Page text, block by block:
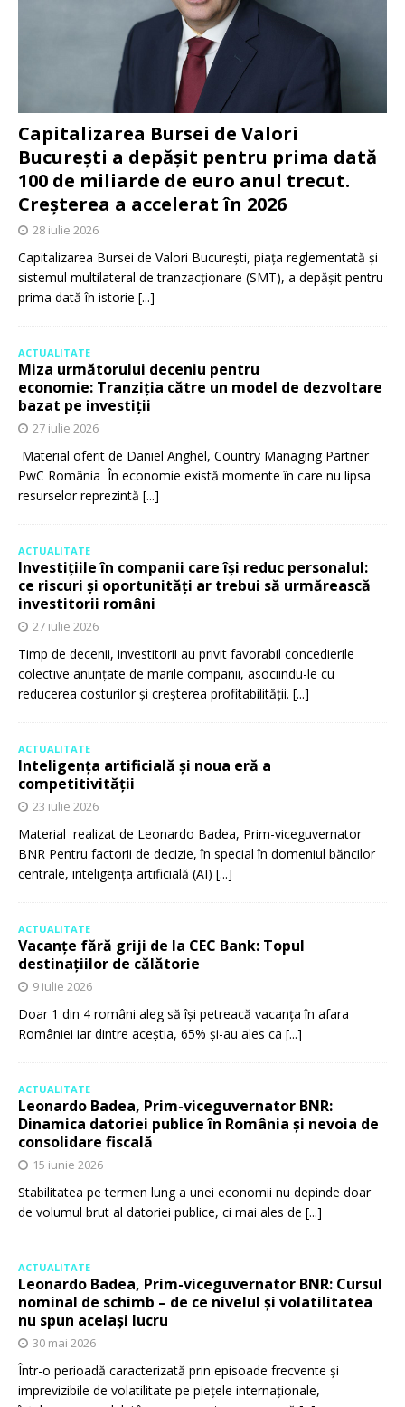
Capitalizarea Bursei de Valori
București a depășit pentru prima dată
100 de miliarde de euro anul trecut.
Creșterea a accelerat în 2026
28 iulie 2026
Capitalizarea Bursei de Valori București, piața reglementată și
sistemul multilateral de tranzacționare (SMT), a depășit pentru
prima dată în istorie [...]
ACTUALITATE
Miza următorului deceniu pentru
economie: Tranziția către un model de dezvoltare
bazat pe investiții
27 iulie 2026
Material oferit de Daniel Anghel, Country Managing Partner
PwC România În economie există momente în care nu lipsa
resurselor reprezintă [...]
ACTUALITATE
Investițiile în companii care își reduc personalul:
ce riscuri și oportunități ar trebui să urmărească
investitorii români
27 iulie 2026
Timp de decenii, investitorii au privit favorabil concedierile
colective anunțate de marile companii, asociindu-le cu
reducerea costurilor și creșterea profitabilității. [...]
ACTUALITATE
Inteligența artificială și noua eră a
competitivității
23 iulie 2026
Material realizat de Leonardo Badea, Prim-viceguvernator
BNR Pentru factorii de decizie, în special în domeniul băncilor
centrale, inteligența artificială (AI) [...]
ACTUALITATE
Vacanțe fără griji de la CEC Bank: Topul
destinațiilor de călătorie
9 iulie 2026
Doar 1 din 4 români aleg să își petreacă vacanța în afara
României iar dintre aceștia, 65% și-au ales ca [...]
ACTUALITATE
Leonardo Badea, Prim-viceguvernator BNR:
Dinamica datoriei publice în România și nevoia de
consolidare fiscală
15 iunie 2026
Stabilitatea pe termen lung a unei economii nu depinde doar
de volumul brut al datoriei publice, ci mai ales de [...]
ACTUALITATE
Leonardo Badea, Prim-viceguvernator BNR: Cursul
nominal de schimb – de ce nivelul și volatilitatea
nu spun același lucru
30 mai 2026
Într-o perioadă caracterizată prin episoade frecvente și
imprevizibile de volatilitate pe piețele internaționale,